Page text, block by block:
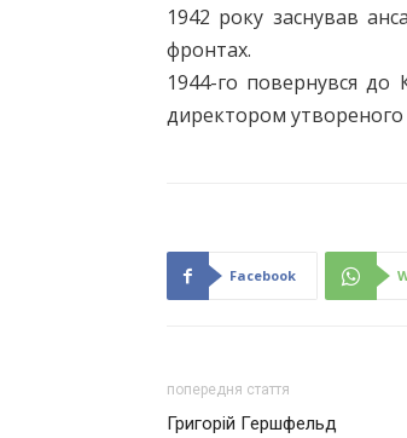
1942 року заснував
фронтах.
1944-го повернувся до
директором утвореного
Facebook
попередня стаття
Григорій Гершфельд